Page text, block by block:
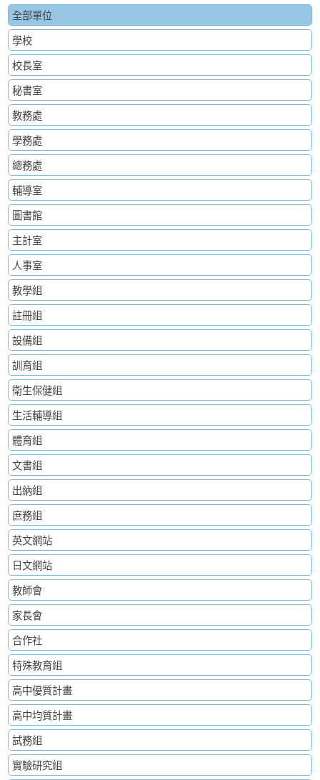
全部單位
學校
校長室
秘書室
教務處
學務處
總務處
輔導室
圖書館
主計室
人事室
教學組
註冊組
設備組
訓育組
衛生保健組
生活輔導組
體育組
文書組
出納組
庶務組
英文網站
日文網站
教師會
家長會
合作社
特殊教育組
高中優質計畫
高中均質計畫
試務組
實驗研究組